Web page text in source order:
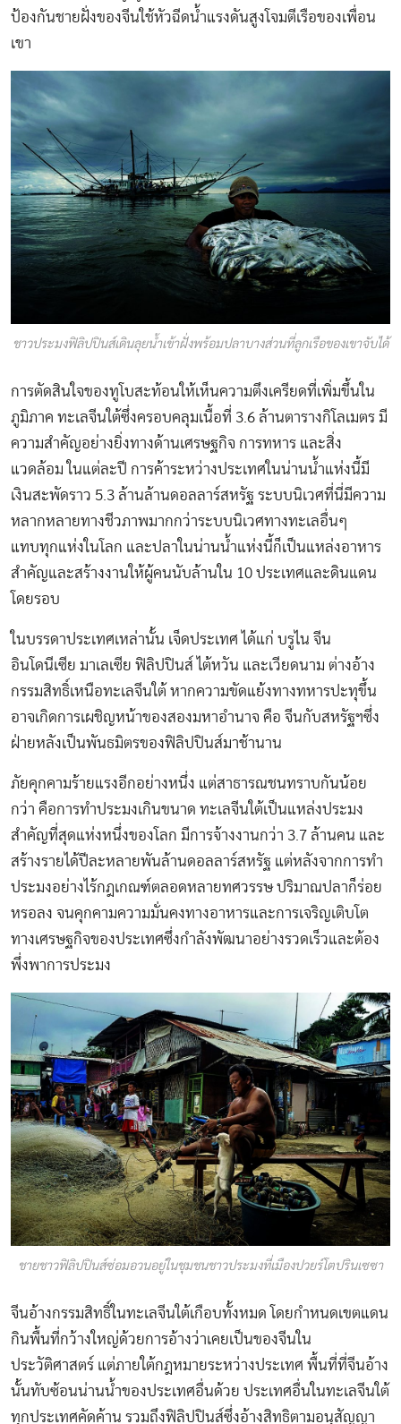
ป้องกันชายฝั่งของจีนใช้หัวฉีดน้ำแรงดันสูงโจมตีเรือของเพื่อน
เขา
ชาวประมงฟิลิปปินส์เดินลุยน้ำเข้าฝั่งพร้อมปลาบางส่วนที่ลูกเรือของเขาจับได้
การตัดสินใจของทูโบสะท้อนให้เห็นความตึงเครียดที่เพิ่มขึ้นใน
ภูมิภาค ทะเลจีนใต้ซึ่งครอบคลุมเนื้อที่ 3.6 ล้านตารางกิโลเมตร มี
ความสำคัญอย่างยิ่งทางด้านเศรษฐกิจ การทหาร และสิ่ง
แวดล้อม ในแต่ละปี การค้าระหว่างประเทศในน่านน้ำแห่งนี้มี
เงินสะพัดราว 5.3 ล้านล้านดอลลาร์สหรัฐ ระบบนิเวศที่นี่มีความ
หลากหลายทางชีวภาพมากกว่าระบบนิเวศทางทะเลอื่นๆ
แทบทุกแห่งในโลก และปลาในน่านน้ำแห่งนี้ก็เป็นแหล่งอาหาร
สำคัญและสร้างงานให้ผู้คนนับล้านใน 10 ประเทศและดินแดน
โดยรอบ
ในบรรดาประเทศเหล่านั้น เจ็ดประเทศ ได้แก่ บรูไน จีน
อินโดนีเซีย มาเลเซีย ฟิลิปปินส์ ไต้หวัน และเวียดนาม ต่างอ้าง
กรรมสิทธิ์เหนือทะเลจีนใต้ หากความขัดแย้งทางทหารปะทุขึ้น
อาจเกิดการเผชิญหน้าของสองมหาอำนาจ คือ จีนกับสหรัฐฯซึ่ง
ฝ่ายหลังเป็นพันธมิตรของฟิลิปปินส์มาช้านาน
ภัยคุกคามร้ายแรงอีกอย่างหนึ่ง แต่สาธารณชนทราบกันน้อย
กว่า คือการทำประมงเกินขนาด ทะเลจีนใต้เป็นแหล่งประมง
สำคัญที่สุดแห่งหนึ่งของโลก มีการจ้างงานกว่า 3.7 ล้านคน และ
สร้างรายได้ปีละหลายพันล้านดอลลาร์สหรัฐ แต่หลังจากการทำ
ประมงอย่างไร้กฎเกณฑ์ตลอดหลายทศวรรษ ปริมาณปลาก็ร่อย
หรอลง จนคุกคามความมั่นคงทางอาหารและการเจริญเติบโต
ทางเศรษฐกิจของประเทศซึ่งกำลังพัฒนาอย่างรวดเร็วและต้อง
พึ่งพาการประมง
ชายชาวฟิลิปปินส์ซ่อมอวนอยู่ในชุมชนชาวประมงที่เมืองปวยร์โตปรินเซซา
จีนอ้างกรรมสิทธิ์ในทะเลจีนใต้เกือบทั้งหมด โดยกำหนดเขตแดน
กินพื้นที่กว้างใหญ่ด้วยการอ้างว่าเคยเป็นของจีนใน
ประวัติศาสตร์ แต่ภายใต้กฎหมายระหว่างประเทศ พื้นที่ที่จีนอ้าง
นั้นทับซ้อนน่านน้ำของประเทศอื่นด้วย ประเทศอื่นในทะเลจีนใต้
ทุกประเทศคัดค้าน รวมถึงฟิลิปปินส์ซึ่งอ้างสิทธิตามอนุสัญญา